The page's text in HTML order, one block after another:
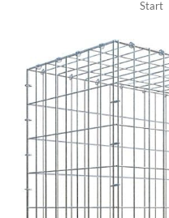
Start